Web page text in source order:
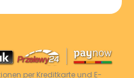
per Kreditkarte und E-